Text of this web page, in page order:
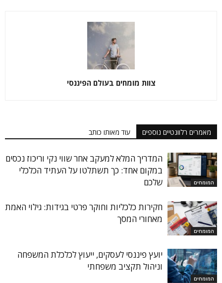
צוות מומחים בעולם הפיננסי
מאמרים רלוונטיים נוספים עוד מאותו כותב
המומחים
המדריך המלא למעקב אחר שווי נקי וריכוז נכסים
במקום אחד: כך תשתלטו על העתיד הכלכלי
שלכם
המומחים
חקירות כלכליות וחוקר פרטי בגידות: גילוי האמת
מאחורי המסך
המומחים
יועץ פיננסי לעסקים, ייעוץ לכלכלת המשפחה
וניהול תקציב משפחתי